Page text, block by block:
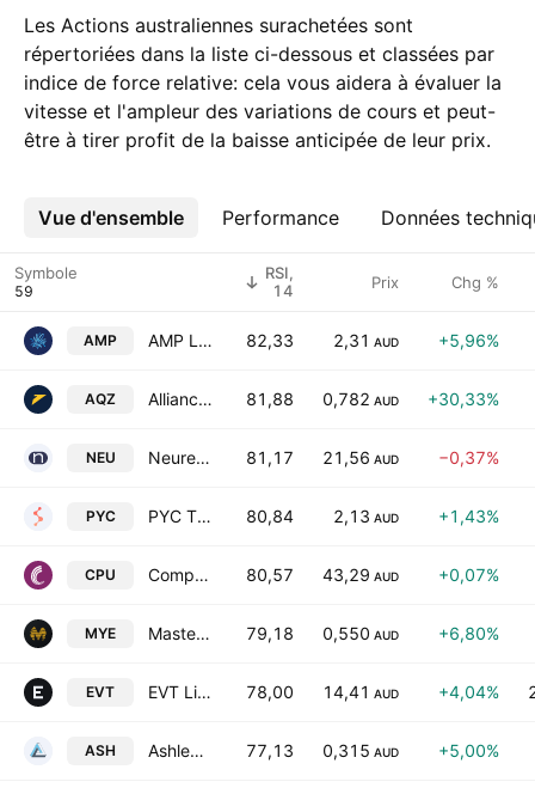
Les Actions australiennes surachetées sont
répertoriées dans la liste ci-dessous et classées par
indice de force relative: cela vous aidera à évaluer la
vitesse et l'ampleur des variations de cours et peut-
être à tirer profit de la baisse anticipée de leur prix.
Vue d'ensemble Performance Données
Plus
Symbole
RSI,
14
Prix Chg %
AMP AMP Limited 82,33 2,31 AUD +5,96%
AQZ Alliance Aviation Services Limited 81,88 0,782 AUD +30,33%
NEU Neuren Pharmaceuticals Limited 81,17 21,56 AUD −0,37%
PYC PYC Therapeutics Limited 80,84 2,13 AUD +1,43%
CPU Computershare Limited 80,57 43,29 AUD +0,07%
MYE Mastermyne Group Limited 79,18 0,550 AUD +6,80%
EVT EVT Limited 78,00 14,41 AUD +4,04%
ASH Ashley Services Group Ltd. 77,13 0,315 AUD +5,00%